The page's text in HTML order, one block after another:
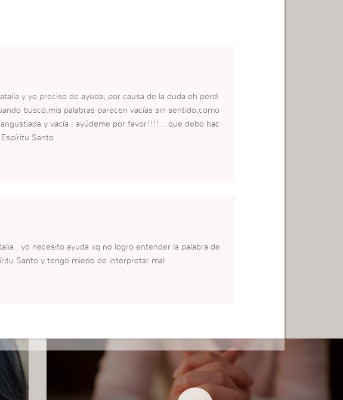
y yo preciso de ayuda; por causa de la duda eh perdi
busco,mis palabras parecen vacías sin sentido,como
y vacía.. ayúdeme por favor!!!!… que debo hac
Santo
yo necesito ayuda xq no logro entender la palabra de
Santo y tengo miedo de interpretar mal